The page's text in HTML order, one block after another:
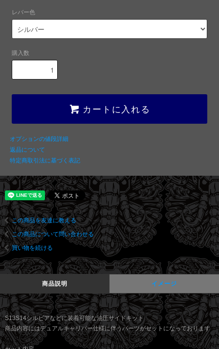
レバー色
購入数
カートに入れる
オプションの値段詳細
返品について
特定商取引法に基づく表記
この商品を友達に教える
この商品について問い合わせる
買い物を続ける
商品説明 イメージ
S13S14シルビアなどに装着可能な油圧サイドキット
商品内容にはデュアルキャリパー仕様に伴うパーツがセットになっております